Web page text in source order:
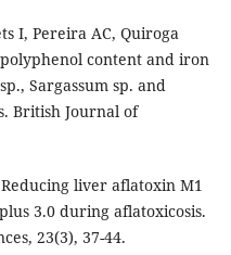
I, Pereira AC, Quiroga
content and iron
Sargassum sp. and
British Journal of
liver aflatoxin M1
3.0 during aflatoxicosis.
23(3), 37-44.